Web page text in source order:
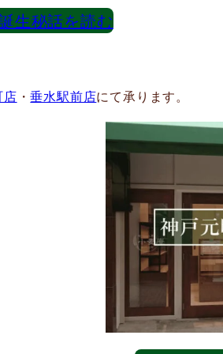
生秘話を読む
店 ・垂水駅前店にて承ります。